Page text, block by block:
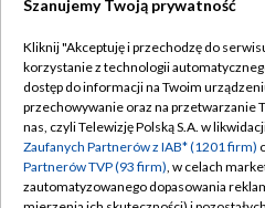
Abonament TVP
Emisja w TVP
Centrum informacji TVP
Polityka
Moje
Szanujemy Twoją prywatność
Kliknij "Akceptuję i przechodzę do
korzystanie z technologii
dostęp do informacji na Twoim
przechowywanie oraz na przetwarzanie
nas, czyli Telewizję Polską S.A. w
Zaufanych Partnerów z IAB* (1201 firm)
Partnerów TVP (93 firm), w celach
zautomatyzowanego dopasowania